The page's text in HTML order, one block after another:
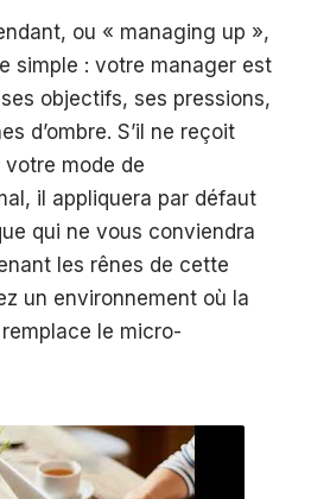
ou « managing up »,
simple : votre manager est
objectifs, ses pressions,
d’ombre. S’il ne reçoit
mode de
il appliquera par défaut
qui ne vous conviendra
les rênes de cette
un environnement où la
remplace le micro-